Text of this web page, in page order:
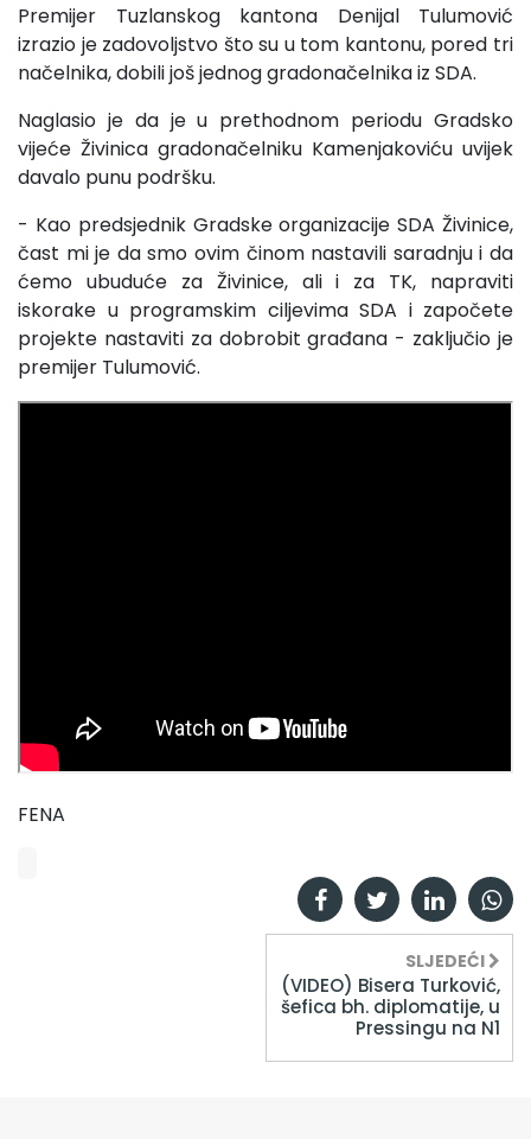
Premijer Tuzlanskog kantona Denijal Tulumović
izrazio je zadovoljstvo što su u tom kantonu, pored tri
načelnika, dobili još jednog gradonačelnika iz SDA.
Naglasio je da je u prethodnom periodu Gradsko
vijeće Živinica gradonačelniku Kamenjakoviću uvijek
davalo punu podršku.
- Kao predsjednik Gradske organizacije SDA Živinice,
čast mi je da smo ovim činom nastavili saradnju i da
ćemo ubuduće za Živinice, ali i za TK, napraviti
iskorake u programskim ciljevima SDA i započete
projekte nastaviti za dobrobit građana - zaključio je
premijer Tulumović.
FENA
SLJEDEĆI
(VIDEO) Bisera Turković,
šefica bh. diplomatije, u
Pressingu na N1